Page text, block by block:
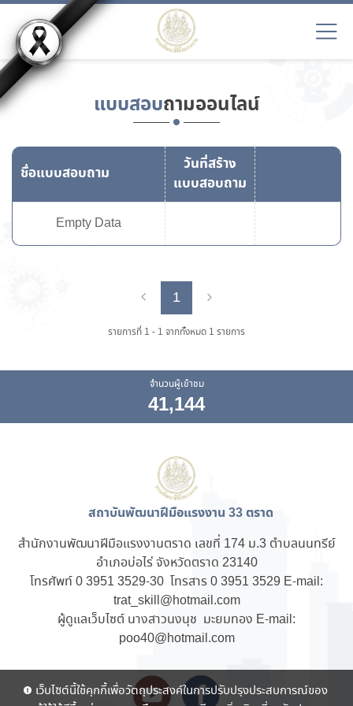
แบบสอบถามออนไลน์
ชื่อแบบสอบถาม
วันที่สร้าง
แบบสอบถาม
Empty Data
Previous
1
รายการที่ 1 - 1 จากทั้งหมด 1 รายการ
จำนวนผู้เข้าชม
41,144
สถาบันพัฒนาฝีมือแรงงาน 33 ตราด
สำนักงานพัฒนาฝีมือแรงงานตราด เลขที่ 174 ม.3 ตำบลนนทรีย์
อำเภอบ่อไร่ จังหวัดตราด 23140
โทรศัพท์ 0 3951 3529-30 โทรสาร 0 3951 3529 E-mail:
trat_skill@hotmail.com
ผู้ดูแลเว็บไซต์ นางสาวนงนุช มะยมทอง E-mail:
poo40@hotmail.com
เว็บไซต์นี้ใช้คุกกี้เพื่อวัตถุประสงค์ในการปรับปรุงประสบการณ์ของ